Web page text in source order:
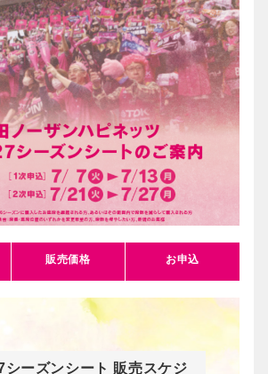
販売価格 お申込
シーズンシート 販売スケジ